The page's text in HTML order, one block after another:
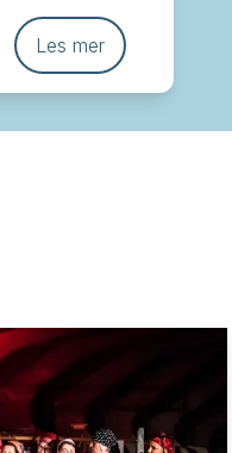
musikk minner
Les mer